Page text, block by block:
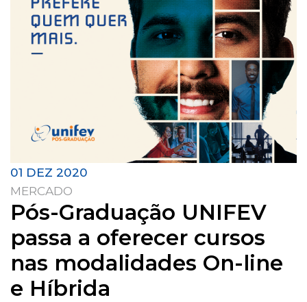
01 DEZ 2020
MERCADO
Pós-Graduação UNIFEV
passa a oferecer cursos
nas modalidades On-line
e Híbrida